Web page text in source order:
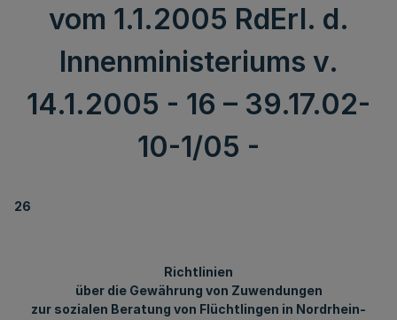
vom 1.1.2005 RdErl. d.
Innenministeriums v.
14.1.2005 - 16 – 39.17.02-
10-1/05 -
26
Richtlinien
über die Gewährung von Zuwendungen
zur sozialen Beratung von Flüchtlingen in Nordrhein-